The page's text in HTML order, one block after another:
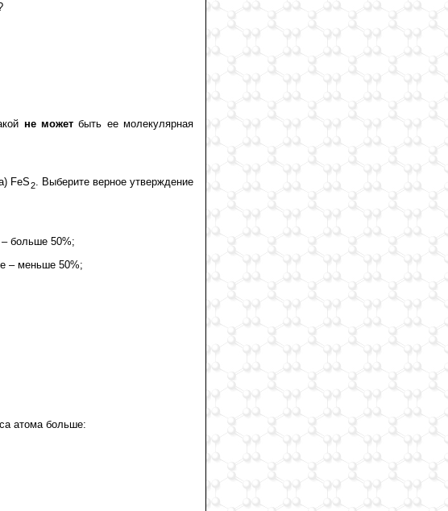
не может быть ее молекулярная
FeS2. Выберите верное утверждение
больше 50%;
– меньше 50%;
атома больше: